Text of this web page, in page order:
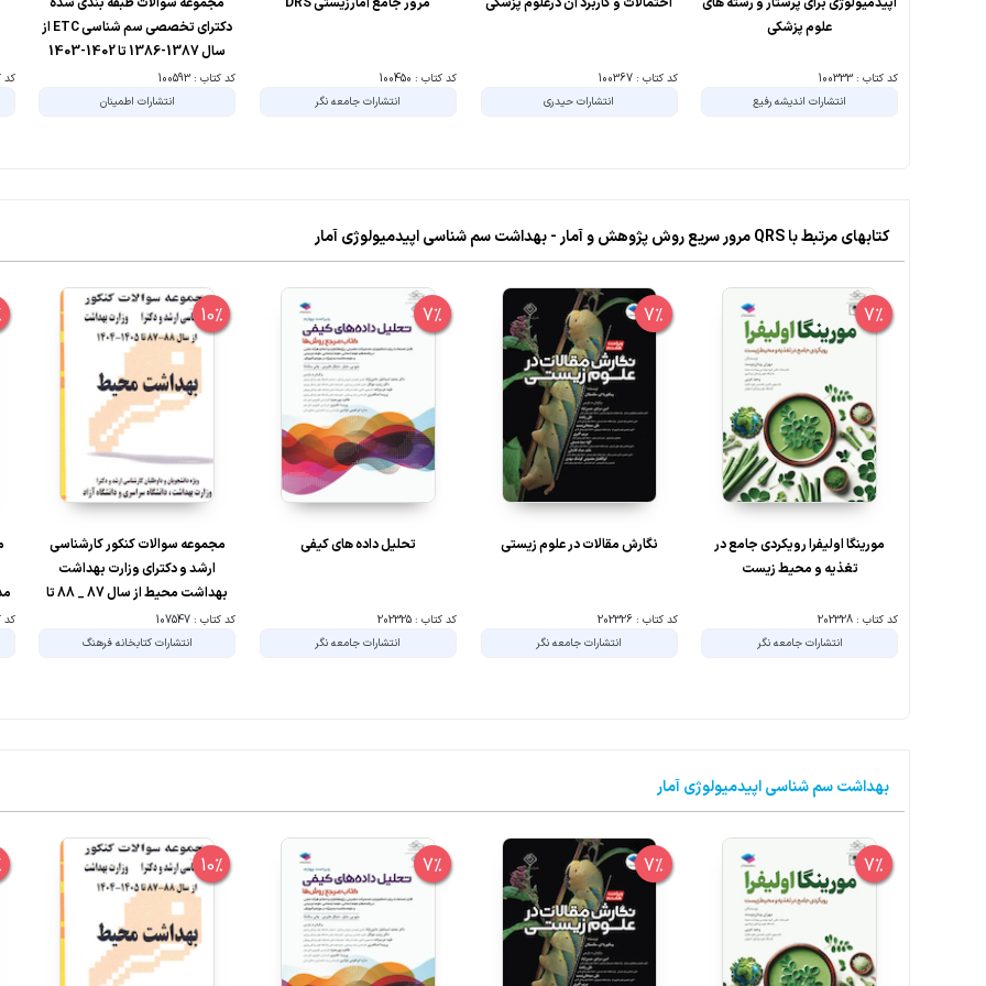
علوم پزشکی
کد کتاب : 100333
انتشارات اندیشه رفیع
کد کتاب : 100367
انتشارات حیدری
کد کتاب : 100450
انتشارات جامعه نگر
دکترای تخصصی سم شناسی ETC از
سال 1387-1386 تا 1402-1403
کد کتاب : 100593
انتشارات اطمینان
کد
کتابهای مرتبط با QRS مرور سریع روش پژوهش و آمار - بهداشت سم شناسی اپیدمیولوژی آمار
7%
مورینگا اولیفرا رویکردی جامع در
تغذیه و محیط زیست
کد کتاب : 202328
انتشارات جامعه نگر
7%
نگارش مقالات در علوم زیستی
کد کتاب : 202326
انتشارات جامعه نگر
7%
تحلیل داده های کیفی
کد کتاب : 202325
انتشارات جامعه نگر
10%
مجموعه سوالات کنکور کارشناسی
ارشد و دکترای وزارت بهداشت
بهداشت محیط از سال 87 _ 88 تا
1405 _ 1404
کد کتاب : 107547
انتشارات کتابخانه فرهنگ
از سالکد
بهداشت سم شناسی اپیدمیولوژی آمار
7%
7%
7%
10%